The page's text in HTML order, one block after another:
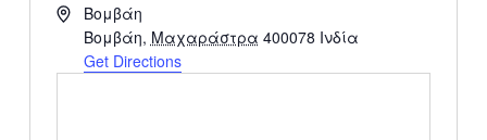
AddressΒομβάη
Βομβάη, Μαχαράστρα 400078 Ινδία
Get Directions